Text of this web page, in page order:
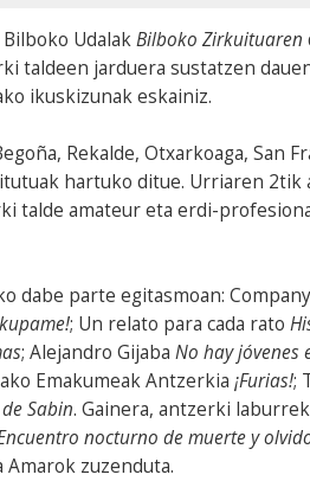
UdalakBilboko Zirkuituaren
taldeen jarduera sustatzen
ikuskizunak eskainiz.
Rekalde, Otxarkoaga, San
hartuko ditue. Urriaren 2tik
talde amateur eta erdi-
dabe parte egitasmoan:
; Un relato para cada rato
; Alejandro Gijaba No hay jóvenes
Emakumeak Antzerkia ¡Furias!;
Sabin. Gainera, antzerki
nocturno de muerte y
Amarok zuzenduta.